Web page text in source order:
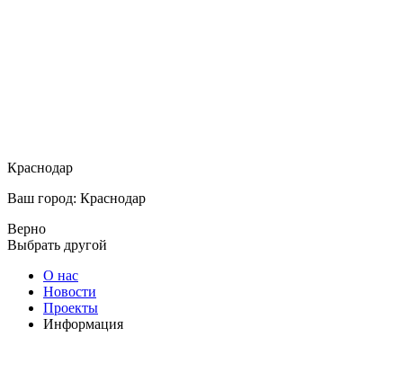
Краснодар
Ваш город: Краснодар
Верно
Выбрать другой
О нас
Новости
Проекты
Информация